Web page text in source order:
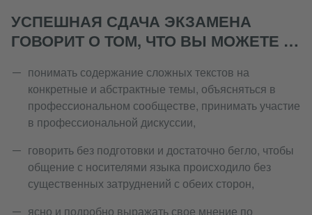
УСПЕШНАЯ СДАЧА ЭКЗАМЕНА
ГОВОРИТ О ТОМ, ЧТО ВЫ МОЖЕТЕ …
понимать содержание сложных текстов на
конкретные и абстрактные темы, объясняться в
профессиональном сообществе, принимать участие
в профессиональной дискуссии,
говорить без подготовки и достаточно бегло, чтобы
общение с носителями языка происходило без
существенных затруднений с обеих сторон,
ясно и подробно выражать свое мнение по